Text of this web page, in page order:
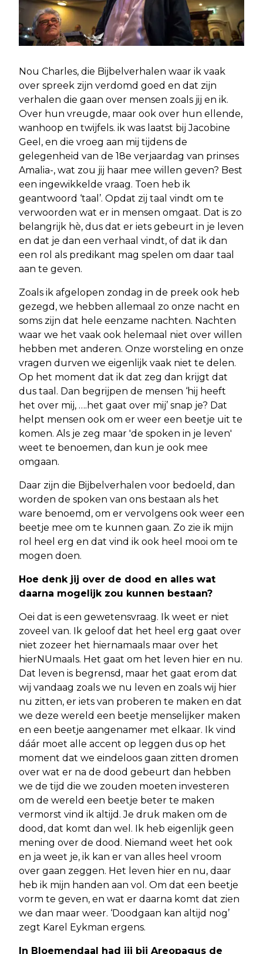
Nou Charles, die Bijbelverhalen waar ik vaak
over spreek zijn verdomd goed en dat zijn
verhalen die gaan over mensen zoals jij en ik.
Over hun vreugde, maar ook over hun ellende,
wanhoop en twijfels. ik was laatst bij Jacobine
Geel, en die vroeg aan mij tijdens de
gelegenheid van de 18e verjaardag van prinses
Amalia-, wat zou jij haar mee willen geven? Best
een ingewikkelde vraag. Toen heb ik
geantwoord ‘taal’. Opdat zij taal vindt om te
verwoorden wat er in mensen omgaat. Dat is zo
belangrijk hè, dus dat er iets gebeurt in je leven
en dat je dan een verhaal vindt, of dat ik dan
een rol als predikant mag spelen om daar taal
aan te geven.
Zoals ik afgelopen zondag in de preek ook heb
gezegd, we hebben allemaal zo onze nacht en
soms zijn dat hele eenzame nachten. Nachten
waar we het vaak ook helemaal niet over willen
hebben met anderen. Onze worsteling en onze
vragen durven we eigenlijk vaak niet te delen.
Op het moment dat ik dat zeg dan krijgt dat
dus taal. Dan begrijpen de mensen ‘hij heeft
het over mij, ….het gaat over mij’ snap je? Dat
helpt mensen ook om er weer een beetje uit te
komen. Als je zeg maar 'de spoken in je leven'
weet te benoemen, dan kun je ook mee
omgaan.
Daar zijn die Bijbelverhalen voor bedoeld, dan
worden de spoken van ons bestaan als het
ware benoemd, om er vervolgens ook weer een
beetje mee om te kunnen gaan. Zo zie ik mijn
rol heel erg en dat vind ik ook heel mooi om te
mogen doen.
Hoe denk jij over de dood en alles wat
daarna mogelijk zou kunnen bestaan?
Oei dat is een gewetensvraag. Ik weet er niet
zoveel van. Ik geloof dat het heel erg gaat over
niet zozeer het hiernamaals maar over het
hierNUmaals. Het gaat om het leven hier en nu.
Dat leven is begrensd, maar het gaat erom dat
wij vandaag zoals we nu leven en zoals wij hier
nu zitten, er iets van proberen te maken en dat
we deze wereld een beetje menselijker maken
en een beetje aangenamer met elkaar. Ik vind
dáár moet alle accent op leggen dus op het
moment dat we eindeloos gaan zitten dromen
over wat er na de dood gebeurt dan hebben
we de tijd die we zouden moeten investeren
om de wereld een beetje beter te maken
vermorst vind ik altijd. Je druk maken om de
dood, dat komt dan wel. Ik heb eigenlijk geen
mening over de dood. Niemand weet het ook
en ja weet je, ik kan er van alles heel vroom
over gaan zeggen. Het leven hier en nu, daar
heb ik mijn handen aan vol. Om dat een beetje
vorm te geven, en wat er daarna komt dat zien
we dan maar weer. ‘Doodgaan kan altijd nog’
zegt Karel Eykman ergens.
In Bloemendaal had jij bij Areopagus de